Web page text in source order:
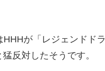
が「レジェンドド
反対したそうです。